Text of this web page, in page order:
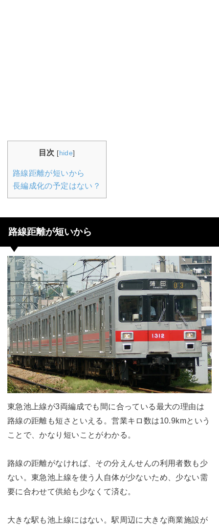
目次 [hide]
路線距離が短いから
長編成化の予定はない？
路線距離が短いから
東急池上線が3両編成でも間に合っている最大の理由は
路線の距離も短さといえる。営業キロ数は10.9kmという
ことで、かなり短いことがわかる。
路線の距離がなければ、その分えんせんの利用者数も少
ない。東急池上線を使う人自体が少ないため、少ない需
要に合わせて供給も少なくて済む。
大きな駅も池上線にはない。駅周辺に大きな商業施設が